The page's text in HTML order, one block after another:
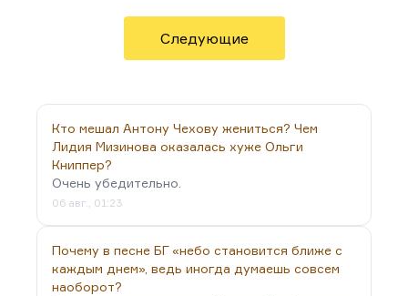
количество вкусных…
Следующие
Кто мешал Антону Чехову жениться? Чем
Лидия Мизинова оказалась хуже Ольги
Книппер?
Очень убедительно.
06 авг., 01:23
Почему в песне БГ «небо становится ближе с
каждым днем», ведь иногда думаешь совсем
наоборот?